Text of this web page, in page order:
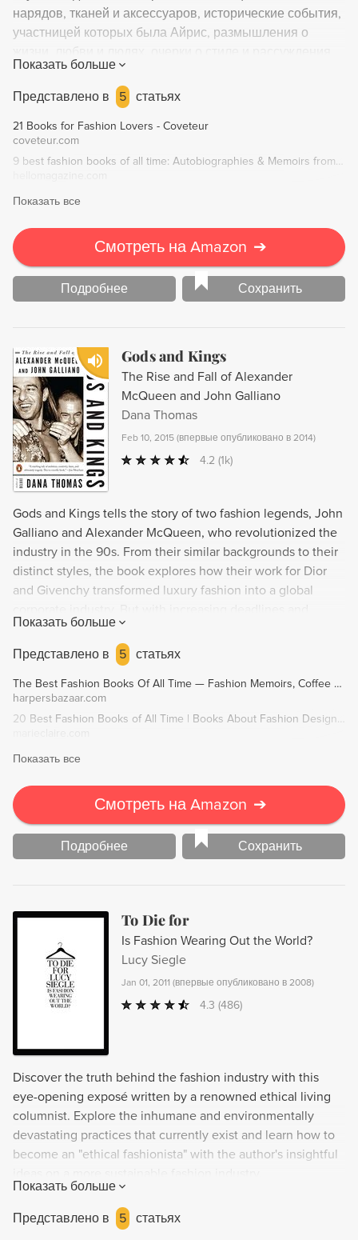
нарядов, тканей и аксессуаров, исторические события,
участницей которых была Айрис, размышления о
на самые разные темы. Страницы, каждая из которых
достойна висеть в рамке на стене, украшают
фотографии из личного архива Айрис, а также работы
лучших фотографов и художников мира моды.
Показать больше
Представлено в
5 статьях
21 Books for Fashion Lovers - Coveteur
coveteur.com
9 best fashion books of all time: Autobiographies & Memoirs from Coco Chanel, André Leon Talley, Christian Dior and MORE | HELLO!
Показать все
Смотреть на Amazon ➔
Подробнее Сохранить
Gods and Kings
The Rise and Fall of Alexander
McQueen and John Galliano
Dana Thomas
Feb 10, 2015 (впервые опубликовано в 2014)
4.2 (1k)
Gods and Kings tells the story of two fashion legends, John
Galliano and Alexander McQueen, who revolutionized the
industry in the 90s. From their similar backgrounds to their
distinct styles, the book explores how their work for Dior
and Givenchy transformed luxury fashion into a global
pressure, the pace became unsustainable, leading to tragic
consequences. Dana Thomas's groundbreaking work
reveals the true impact of this revolution on the artists who
saved it.
Показать больше
Представлено в
5 статьях
The Best Fashion Books Of All Time — Fashion Memoirs, Coffee Table Books
harpersbazaar.com
20 Best Fashion Books of All Time | Books About Fashion Designers
Показать все
Смотреть на Amazon ➔
Подробнее Сохранить
To Die for
Is Fashion Wearing Out the World?
Lucy Siegle
Jan 01, 2011 (впервые опубликовано в 2008)
4.3 (486)
Discover the truth behind the fashion industry with this
eye-opening exposé written by a renowned ethical living
columnist. Explore the inhumane and environmentally
devastating practices that currently exist and learn how to
become an "ethical fashionista" with the author's insightful
Показать больше
Представлено в
5 статьях